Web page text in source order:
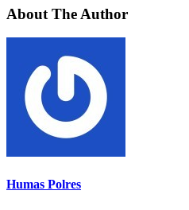
About The Author
Humas Polres